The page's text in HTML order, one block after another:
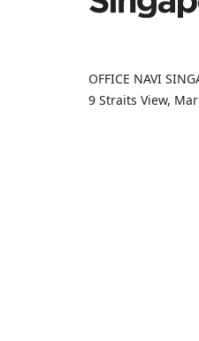
OFFICE NAVI
9 Straits View,